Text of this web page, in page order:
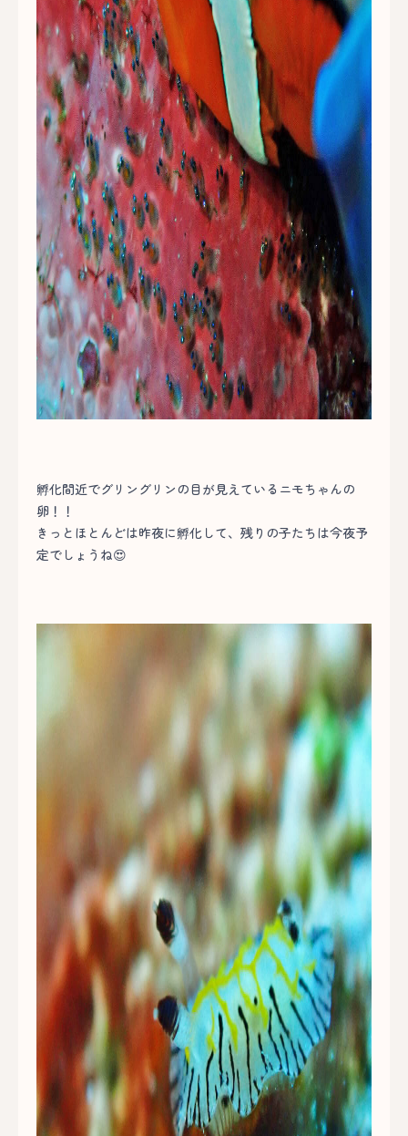
孵化間近でグリングリンの目が見えているニモちゃんの
卵！！
きっとほとんどは昨夜に孵化して、残りの子たちは今夜予
定でしょうね😍